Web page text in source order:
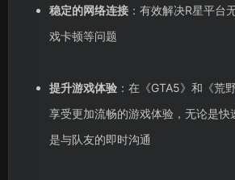
稳定的网络连接：有效解决R星平台
戏卡顿等问题
提升游戏体验：在《GTA5》和《荒
享受更加流畅的游戏体验，无论是快
是与队友的即时沟通